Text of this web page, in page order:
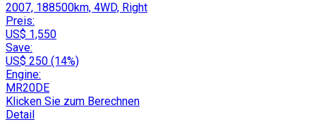
2007, 188500km, 4WD, Right
Preis:
US$ 1,550
Save:
US$ 250 (14%)
Engine:
MR20DE
Klicken Sie zum Berechnen
Detail